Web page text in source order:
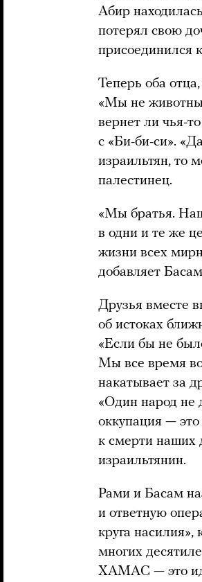
Абир
потерял свою
присоединился
Теперь оба
«Мы не
вернет ли чья-
с «Би-би-си».
израильтян, то
палестинец.
«Мы братья.
в одни и те же
жизни всех
добавляет
Друзья вместе
об истоках
«Если бы не
Мы все время
накатывает за
«Один народ не
оккупация —
к смерти наших
израильтянин.
Рами и Басам
и ответную
круга насилия»,
многих
ХАМАС — это